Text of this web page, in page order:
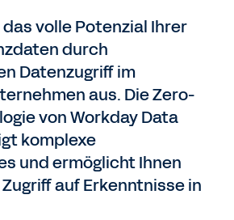
volle Potenzial Ihrer
durch
Datenzugriff im
aus. Die Zero-
von Workday Data
komplexe
und ermöglicht Ihnen
auf Erkenntnisse in